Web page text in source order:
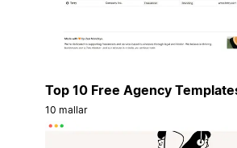
Top 10 Free Agency
10 mallar